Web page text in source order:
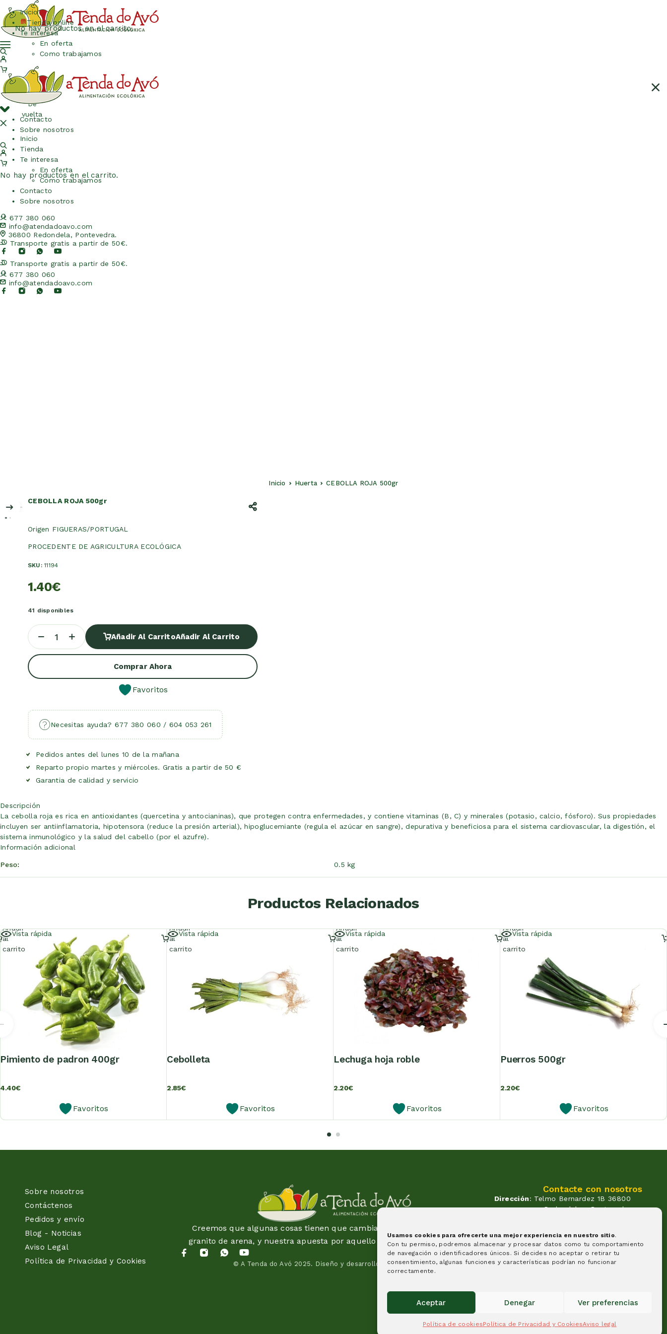
Usamos cookies para ofrecerte una mejor experiencia en nuestro sitio.
Con tu permiso, podremos almacenar y procesar datos como tu comportamiento
de navegación o identificadores únicos. Si decides no aceptar o retirar tu
consentimiento, algunas funciones y características podrían no funcionar
correctamente.
Aceptar Denegar Ver preferencias
Política de cookiesPolítica de Privacidad y CookiesAviso legal
No hay productos en el carrito.
De
vuelta
Inicio
Tienda
Te interesa
En oferta
Como trabajamos
Contacto
Sobre nosotros
677 380 060
info@atendadoavo.com
36800 Redondela, Pontevedra.
Transporte gratis a partir de 50€.
Transporte gratis a partir de 50€.
677 380 060
info@atendadoavo.com
Inicio
Tienda online
Te interesa
En oferta
Como trabajamos
Contacto
Sobre nosotros
No hay productos en el carrito.
Inicio Huerta CEBOLLA ROJA 500gr
CEBOLLA ROJA 500gr
Origen FIGUERAS/PORTUGAL
PROCEDENTE DE AGRICULTURA ECOLÓGICA
SKU:11194
1.40€
41 disponibles
Añadir Al CarritoAñadir Al Carrito
Comprar Ahora
Favoritos
Necesitas ayuda? 677 380 060 / 604 053 261
Pedidos antes del lunes 10 de la mañana
Reparto propio martes y miércoles. Gratis a partir de 50 €
Garantia de calidad y servicio
Descripción
La cebolla roja es rica en antioxidantes (quercetina y antocianinas), que protegen contra enfermedades, y contiene vitaminas (B, C) y minerales (potasio, calcio, fósforo). Sus propiedades
incluyen ser antiinflamatoria, hipotensora (reduce la presión arterial), hipoglucemiante (regula el azúcar en sangre), depurativa y beneficiosa para el sistema cardiovascular, la digestión, el
sistema inmunológico y la salud del cabello (por el azufre).
Información adicional
Peso 0.5 kg
Productos Relacionados
Vista rápida
pimiento de padron 400gr
4.40€
Favoritos
Añadir
al
carrito
Vista rápida
cebolleta
2.85€
Favoritos
Añadir
al
carrito
Vista rápida
lechuga hoja roble
2.20€
Favoritos
Añadir
al
carrito
Vista rápida
puerros 500gr
2.20€
Favoritos
Añadir
al
carrito
Sobre nosotros
Contáctenos
Pedidos y envío
Blog - Noticias
Aviso Legal
Política de Privacidad y Cookies
Creemos que algunas cosas tienen que cambiar y esta idea es un
granito de arena, y nuestra apuesta por aquello en lo que creemos.
© A Tenda do Avó 2025. Diseño y desarrollo de páginas web
Contacte con nosotros
Dirección: Telmo Bernardez 1B 36800
Redondela - Pontevedra
(+34) 604 053 261
Horario : Lunes a Viernes de
09:30 a 14:00 y de 17:00 a 20:00